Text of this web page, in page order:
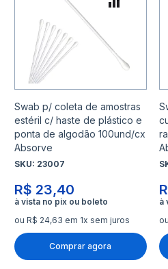
Swab p/ coleta de amostras
estéril c/ haste de plástico e
ponta de algodão 100und/cx
Absorve
SKU: 23007
R$ 23,40
ou R$ 24,63 em 1x sem juros
Comprar agora